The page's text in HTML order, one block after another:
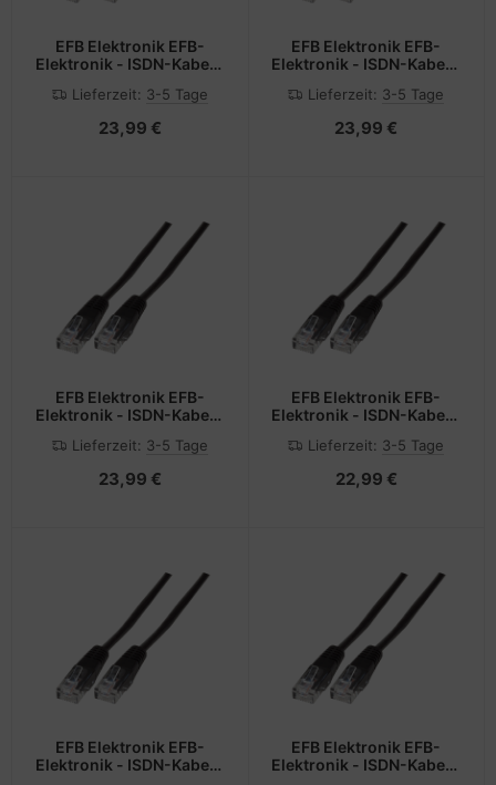
EFB Elektronik EFB-
Elektronik - ISDN-Kabel -
Lieferzeit: 3-5 Tage
23,99 €
EFB Elektronik EFB-
Elektronik - ISDN-Kabel -
Lieferzeit: 3-5 Tage
23,99 €
EFB Elektronik EFB-
Elektronik - ISDN-Kabel -
Lieferzeit: 3-5 Tage
23,99 €
EFB Elektronik EFB-
Elektronik - ISDN-Kabel -
Lieferzeit: 3-5 Tage
22,99 €
EFB Elektronik EFB-
Elektronik - ISDN-Kabel -
EFB Elektronik EFB-
Elektronik - ISDN-Kabel -